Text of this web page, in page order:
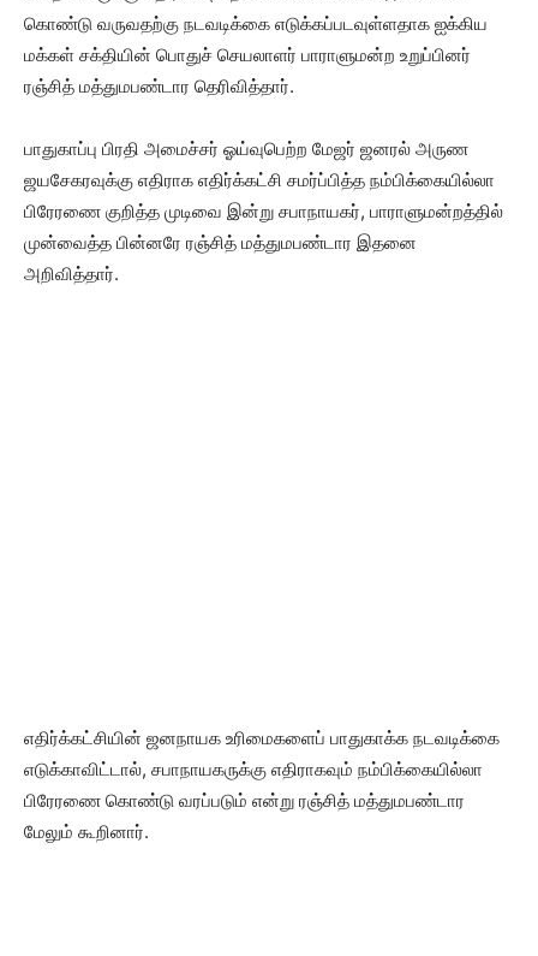
கொண்டு வருவதற்கு நடவடிக்கை எடுக்கப்படவுள்ளதாக ஐக்கிய
மக்கள் சக்தியின் பொதுச் செயலாளர் பாராளுமன்ற உறுப்பினர்
ரஞ்சித் மத்துமபண்டார தெரிவித்தார்.
பாதுகாப்பு பிரதி அமைச்சர் ஓய்வுபெற்ற மேஜர் ஜனரல் அருண
ஜயசேகரவுக்கு எதிராக எதிர்க்கட்சி சமர்ப்பித்த நம்பிக்கையில்லா
பிரேரணை குறித்த முடிவை இன்று சபாநாயகர், பாராளுமன்றத்தில்
முன்வைத்த பின்னரே ரஞ்சித் மத்துமபண்டார இதனை
அறிவித்தார்.
எதிர்க்கட்சியின் ஜனநாயக உரிமைகளைப் பாதுகாக்க நடவடிக்கை
எடுக்காவிட்டால், சபாநாயகருக்கு எதிராகவும் நம்பிக்கையில்லா
பிரேரணை கொண்டு வரப்படும் என்று ரஞ்சித் மத்துமபண்டார
மேலும் கூறினார்.